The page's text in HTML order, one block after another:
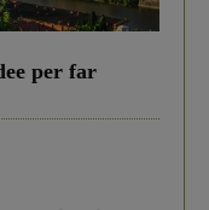
per far